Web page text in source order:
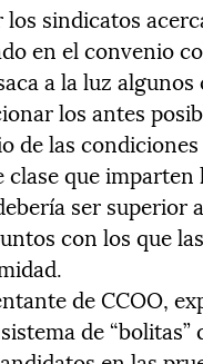
sindicatos
en el convenio
a la luz
los antes
de las
que
ser superior
con los que
de CCOO,
de